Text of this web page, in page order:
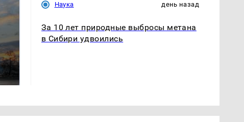
Наука день назад
За 10 лет природные выбросы метана
в Сибири удвоились